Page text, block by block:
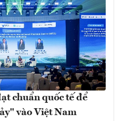
chuẩn quốc tế để
vào Việt Nam